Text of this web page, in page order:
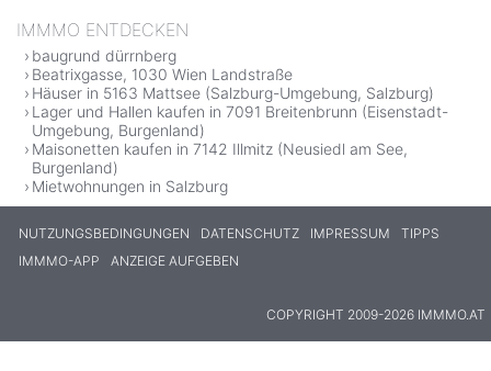
IMMMO ENTDECKEN
baugrund dürrnberg
Beatrixgasse, 1030 Wien Landstraße
Häuser in 5163 Mattsee (Salzburg-Umgebung, Salzburg)
Lager und Hallen kaufen in 7091 Breitenbrunn (Eisenstadt-
Umgebung, Burgenland)
Maisonetten kaufen in 7142 Illmitz (Neusiedl am See,
Burgenland)
Mietwohnungen in Salzburg
NUTZUNGSBEDINGUNGEN DATENSCHUTZ IMPRESSUM
TIPPS
IMMMO-APP
ANZEIGE AUFGEBEN
COPYRIGHT 2009-2026 IMMMO.AT